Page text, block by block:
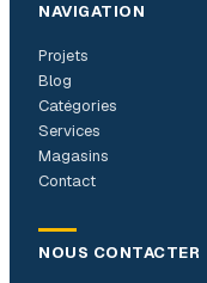
NAVIGATION
Projets
Blog
Catégories
Services
Magasins
Contact
NOUS CONTACTER